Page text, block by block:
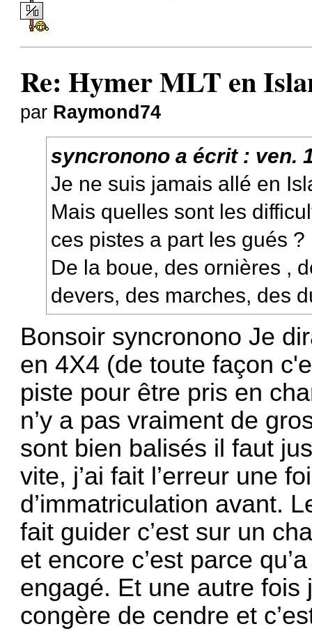
Re: Hymer MLT en
par Raymond74
syncronono a écrit : ven.
Je ne suis jamais allé en
Mais quelles sont les
ces pistes a part les gués ?
De la boue, des ornières ,
devers, des marches, des
Bonsoir syncronono Je
en 4X4 (de toute façon
piste pour être pris en
n’y a pas vraiment de
sont bien balisés il faut
vite, j’ai fait l’erreur une
d’immatriculation avant.
fait guider c’est sur un
et encore c’est parce
engagé. Et une autre fois
congère de cendre et